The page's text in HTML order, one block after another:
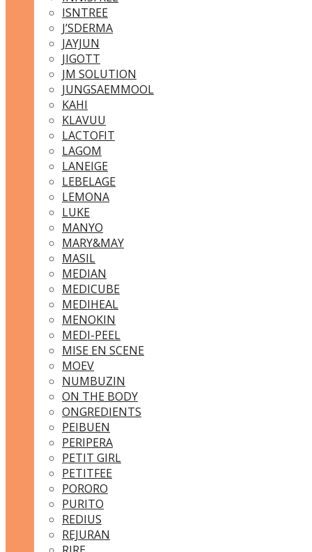
ISNTREE
J’SDERMA
JAYJUN
JIGOTT
JM SOLUTION
JUNGSAEMMOOL
KAHI
KLAVUU
LACTOFIT
LAGOM
LANEIGE
LEBELAGE
LEMONA
LUKE
MANYO
MARY&MAY
MASIL
MEDIAN
MEDICUBE
MEDIHEAL
MENOKIN
MEDI-PEEL
MISE EN SCENE
MOEV
NUMBUZIN
ON THE BODY
ONGREDIENTS
PEIBUEN
PERIPERA
PETIT GIRL
PETITFEE
PORORO
PURITO
REDIUS
REJURAN